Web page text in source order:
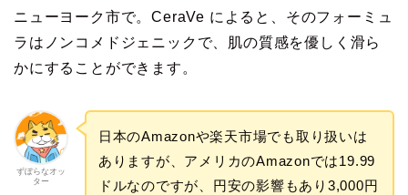
ニューヨーク市で。CeraVe によると、そのフォーミュ
ラはノンコメドジェニックで、肌の質感を優しく滑ら
かにすることができます。
ずぼらなオッ
ター
日本のAmazonや楽天市場でも取り扱いは
ありますが、アメリカのAmazonでは19.99
ドルなのですが、円安の影響もあり3,000円